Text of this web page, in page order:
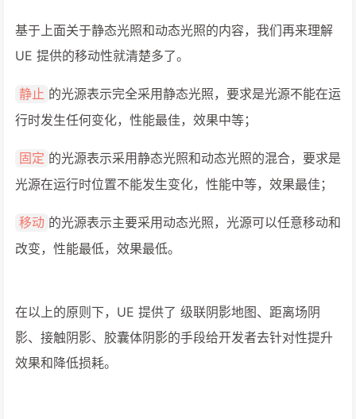
基于上面关于静态光照和动态光照的内容，我们再来理解
UE 提供的移动性就清楚多了。
静止 的光源表示完全采用静态光照，要求是光源不能在运
行时发生任何变化，性能最佳，效果中等；
固定 的光源表示采用静态光照和动态光照的混合，要求是
光源在运行时位置不能发生变化，性能中等，效果最佳；
移动 的光源表示主要采用动态光照，光源可以任意移动和
改变，性能最低，效果最低。
在以上的原则下，UE 提供了 级联阴影地图、距离场阴
影、接触阴影、胶囊体阴影的手段给开发者去针对性提升
效果和降低损耗。